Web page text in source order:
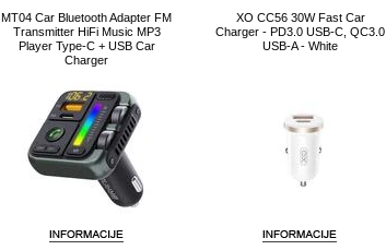
MT04 Car Bluetooth Adapter FM
Transmitter HiFi Music MP3
Player Type-C + USB Car
Charger
XO CC56 30W Fast Car
Charger - PD3.0 USB-C, QC3.0
USB-A - White